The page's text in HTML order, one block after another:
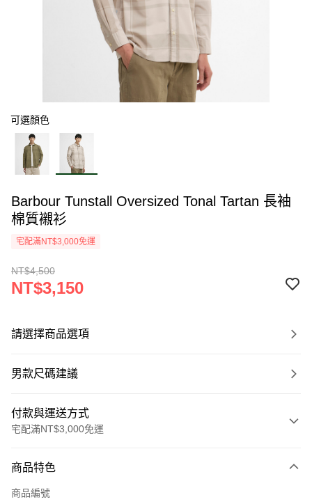
可選顏色
Barbour Tunstall Oversized Tonal Tartan 長袖
棉質襯衫
宅配滿NT$3,000免運
NT$4,500
NT$3,150
請選擇商品選項
男款尺碼建議
付款與運送方式
宅配滿NT$3,000免運
信用卡一次付款
信用卡分期付款
商品特色
商品編號